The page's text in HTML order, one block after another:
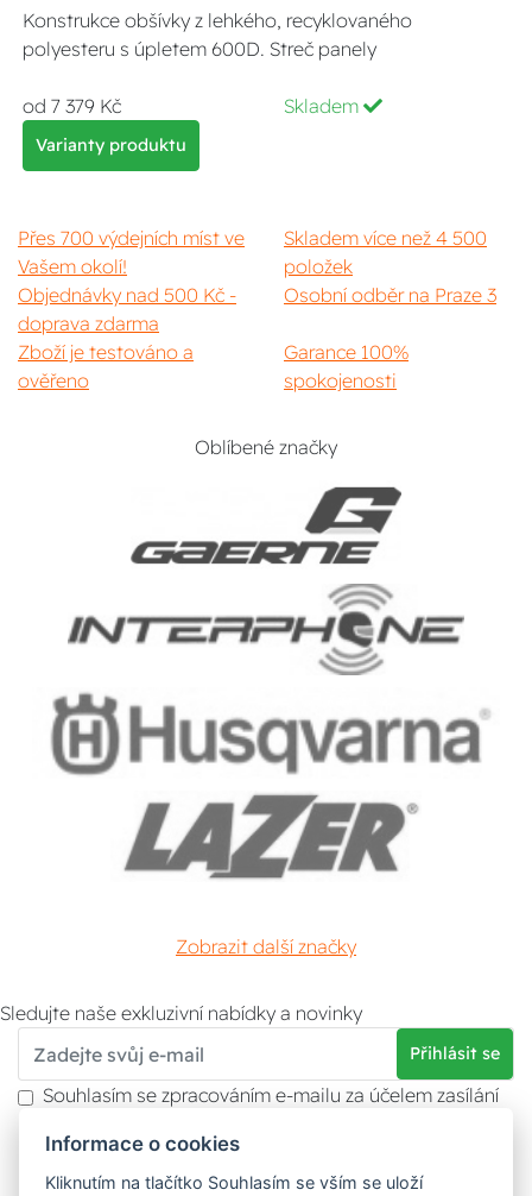
Konstrukce obšívky z lehkého, recyklovaného
polyesteru s úpletem 600D. Streč panely
od 7 379 Kč Skladem
Varianty produktu
Přes 700 výdejních míst ve
Vašem okolí!
Skladem více než 4 500
položek
Objednávky nad 500 Kč -
doprava zdarma
Osobní odběr na Praze 3
Zboží je testováno a
ověřeno
Garance 100%
spokojenosti
Oblíbené značky
Zobrazit další značky
Sledujte naše exkluzivní nabídky a novinky
Přihlásit se
Souhlasím se zpracováním e-mailu za účelem zasílání
Více informací naleznete v
údajů . Souhlas můžete kdykoliv odvolat.
Informace o cookies
Kliknutím na tlačítko Souhlasím se vším se uloží